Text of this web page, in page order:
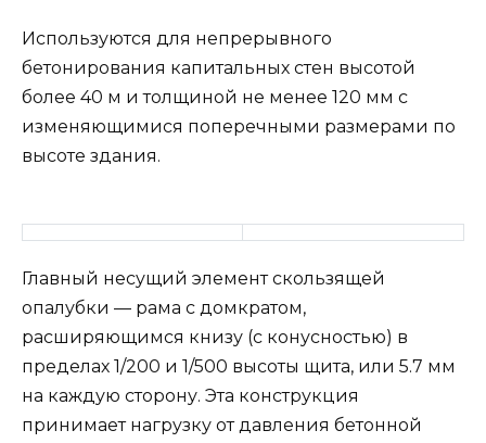
Используются для непрерывного
бетонирования капитальных стен высотой
более 40 м и толщиной не менее 120 мм с
изменяющимися поперечными размерами по
высоте здания.
Главный несущий элемент скользящей
опалубки — рама с домкратом,
расширяющимся книзу (с конусностью) в
пределах 1/200 и 1/500 высоты щита, или 5.7 мм
на каждую сторону. Эта конструкция
принимает нагрузку от давления бетонной